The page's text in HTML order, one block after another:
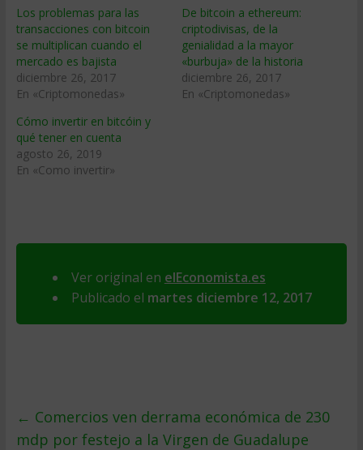
Los problemas para las
transacciones con bitcoin
se multiplican cuando el
mercado es bajista
diciembre 26, 2017
En «Criptomonedas»
De bitcoin a ethereum:
criptodivisas, de la
genialidad a la mayor
«burbuja» de la historia
diciembre 26, 2017
En «Criptomonedas»
Cómo invertir en bitcóin y
qué tener en cuenta
agosto 26, 2019
En «Como invertir»
Ver original en elEconomista.es
Publicado el martes diciembre 12, 2017
← Comercios ven derrama económica de 230
mdp por festejo a la Virgen de Guadalupe